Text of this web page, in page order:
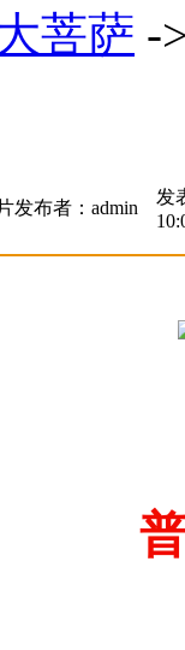
菩萨 -
发布者：admin
发